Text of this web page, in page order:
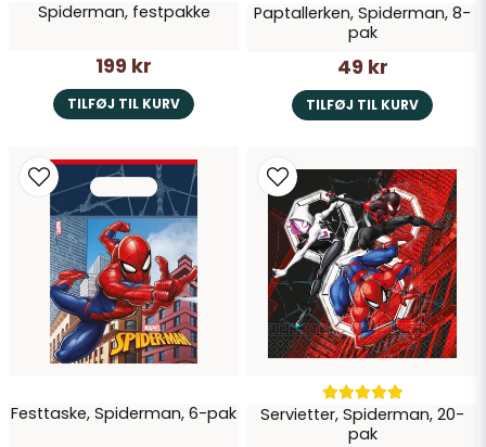
Send spørgsmål
Spiderman, festpakke
199 kr
TILFØJ TIL KURV
Paptallerken, Spiderman, 8-
pak
49 kr
TILFØJ TIL KURV
Festtaske, Spiderman, 6-pak
Servietter, Spiderman, 20-
pak